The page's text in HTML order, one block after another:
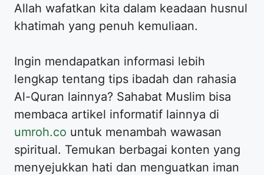
Allah wafatkan kita dalam keadaan husnul
khatimah yang penuh kemuliaan.
Ingin mendapatkan informasi lebih
lengkap tentang tips ibadah dan rahasia
Al-Quran lainnya? Sahabat Muslim bisa
membaca artikel informatif lainnya di
umroh.co untuk menambah wawasan
spiritual. Temukan berbagai konten yang
menyejukkan hati dan menguatkan iman